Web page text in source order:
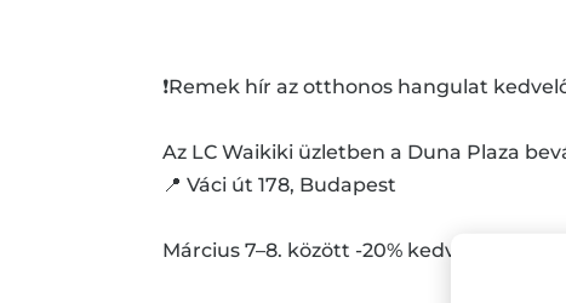
❗️Remek hír az otthonos hangulat
Az LC Waikiki üzletben a Duna Plaza
📍 Váci út 178, Budapest
Március 7–8. között -20% kedvezmény